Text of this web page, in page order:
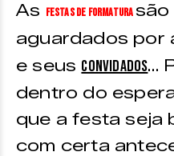
As festas de formatura são
aguardados por
e seus convidados…
dentro do
que a festa seja
com certa